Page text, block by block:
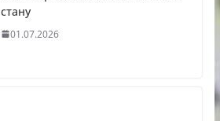
стану
01.07.2026